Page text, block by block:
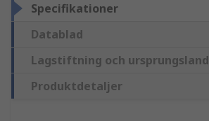
Specifikationer
Datablad
Lagstiftning och ursprungsland
Produktdetaljer